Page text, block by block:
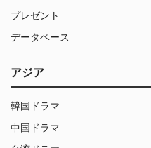
プレゼント
データベース
アジア
韓国ドラマ
中国ドラマ